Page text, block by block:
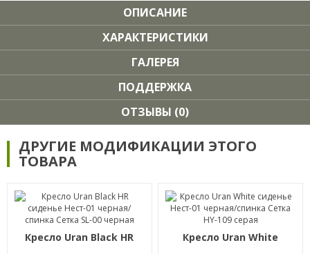
ОПИСАНИЕ
ХАРАКТЕРИСТИКИ
ГАЛЕРЕЯ
ПОДДЕРЖКА
ОТЗЫВЫ (0)
ДРУГИЕ МОДИФИКАЦИИ ЭТОГО
ТОВАРА
Кресло Uran Black HR Кресло Uran White